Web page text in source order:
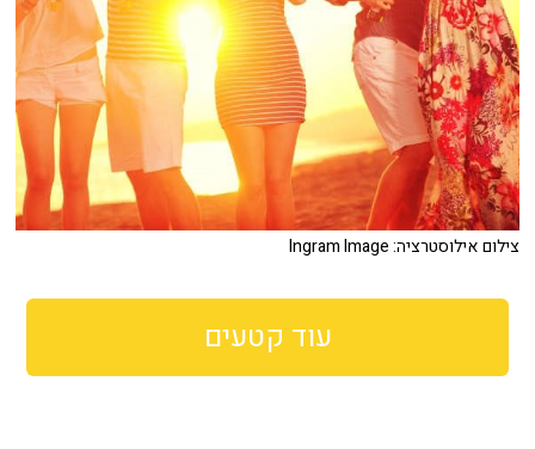
צילום אילוסטרציה: Ingram Image
עוד קטעים